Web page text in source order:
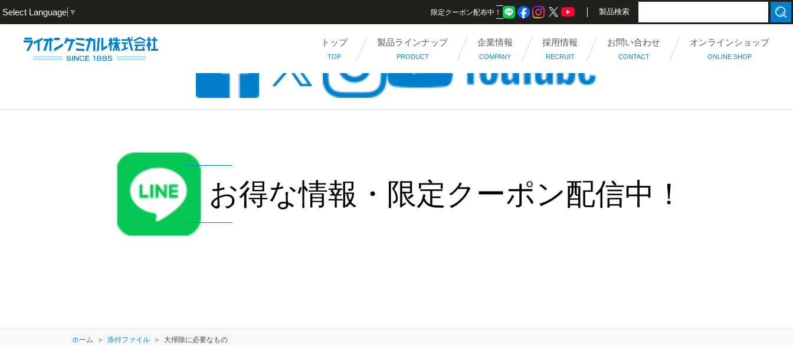
Select Language ▼ 限定クーポン配布中！ 製品検索
トップ
TOP
製品ラインナップ
PRODUCT
企業情報
COMPANY
採用情報
RECRUIT
お問い合わせ
CONTACT
オンラインショップ
ONLINE SHOP
お得な情報・限定クーポン配信中！
ホーム 添付ファイル 大掃除に必要なもの